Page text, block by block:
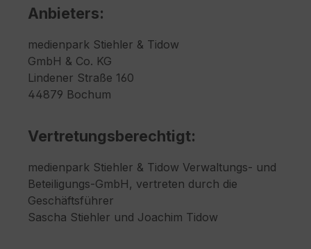
Anbieters:
medienpark Stiehler & Tidow
GmbH & Co. KG
Lindener Straße 160
44879 Bochum
Vertretungsberechtigt:
medienpark Stiehler & Tidow Verwaltungs- und
Beteiligungs-GmbH, vertreten durch die
Geschäftsführer
Sascha Stiehler und Joachim Tidow